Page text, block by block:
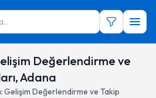
Değerlendirme ve
Adana
Değerlendirme ve Takip